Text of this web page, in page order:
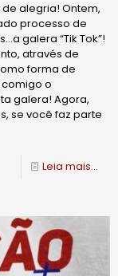
alegria! Ontem,
processo de
galera “Tik Tok”!
através de
forma de
o
galera! Agora,
se você faz parte
Leia mais...